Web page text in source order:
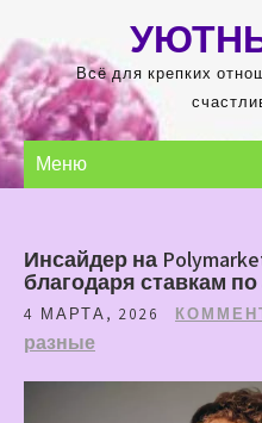
содержимомуВсё для крепких
Меню
Инсайдер на
благодаря ставкам
4 МАРТА, 2026
разные